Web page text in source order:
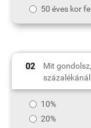
50 éves kor
Mit
10%
20%